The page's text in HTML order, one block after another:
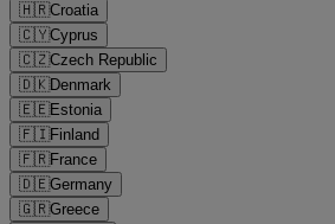
🇭🇷Croatia
🇨🇾Cyprus
🇨🇿Czech Republic
🇩🇰Denmark
🇪🇪Estonia
🇫🇮Finland
🇫🇷France
🇩🇪Germany
🇬🇷Greece